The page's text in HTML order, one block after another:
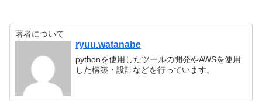
著者について
ryuu.watanabe
pythonを使用したツールの開発やAWSを使用
した構築・設計などを行っています。